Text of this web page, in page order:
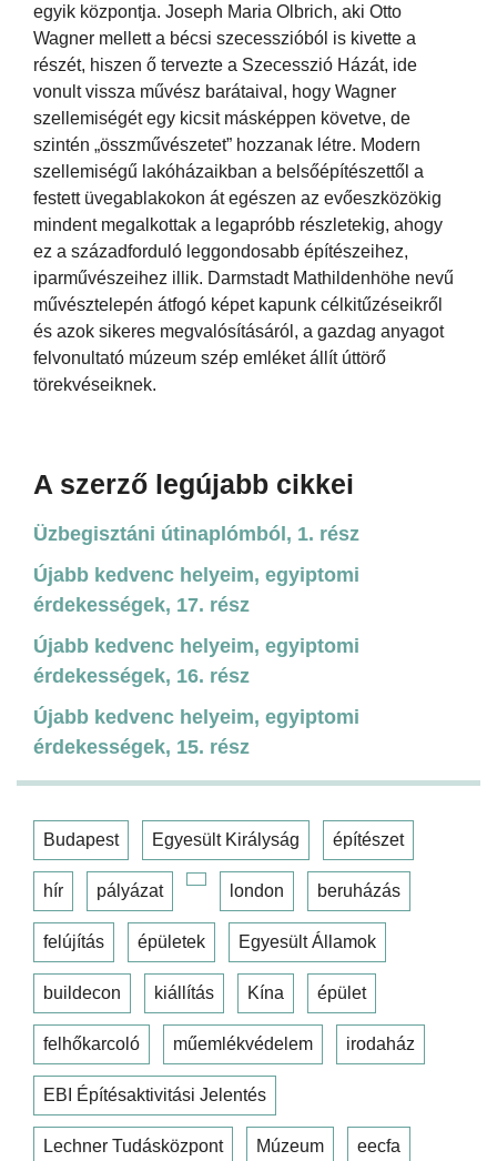
egyik központja. Joseph Maria Olbrich, aki Otto
Wagner mellett a bécsi szecesszióból is kivette a
részét, hiszen ő tervezte a Szecesszió Házát, ide
vonult vissza művész barátaival, hogy Wagner
szellemiségét egy kicsit másképpen követve, de
szintén „összművészetet” hozzanak létre. Modern
szellemiségű lakóházaikban a belsőépítészettől a
festett üvegablakokon át egészen az evőeszközökig
mindent megalkottak a legapróbb részletekig, ahogy
ez a századforduló leggondosabb építészeihez,
iparművészeihez illik. Darmstadt Mathildenhöhe nevű
művésztelepén átfogó képet kapunk célkitűzéseikről
és azok sikeres megvalósításáról, a gazdag anyagot
felvonultató múzeum szép emléket állít úttörő
törekvéseiknek.
A szerző legújabb cikkei
Üzbegisztáni útinaplómból, 1. rész
Újabb kedvenc helyeim, egyiptomi
érdekességek, 17. rész
Újabb kedvenc helyeim, egyiptomi
érdekességek, 16. rész
Újabb kedvenc helyeim, egyiptomi
érdekességek, 15. rész
Budapest Egyesült Királyság építészet
hír pályázat london beruházás
felújítás épületek Egyesült Államok
buildecon kiállítás Kína épület
felhőkarcoló műemlékvédelem irodaház
EBI Építésaktivitási Jelentés
Lechner Tudásközpont Múzeum eecfa